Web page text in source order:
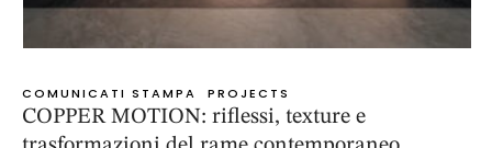
COMUNICATI STAMPA PROJECTS
COPPER MOTION: riflessi, texture e